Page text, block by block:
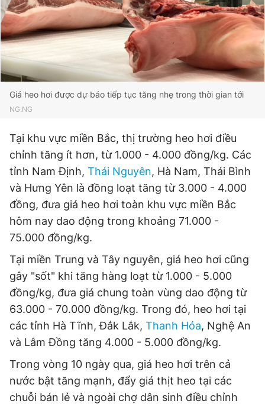
Giấy phép xuất bản số 110/GP - BTTTT cấp ngày 24.3.2020
© 2003-2026 Bản quyền thuộc về Báo Thanh Niên. Cấm sao
chép dưới mọi hình thức nếu không có sự chấp thuận bằng văn
bản. Phát triển bởi ePi Technologies, JSC.
Giá heo hơi được dự báo tiếp tục tăng nhẹ trong thời gian tới
NG.NG
Tại khu vực miền Bắc, thị trường heo hơi điều
chỉnh tăng ít hơn, từ 1.000 - 4.000 đồng/kg. Các
tỉnh Nam Định, Thái Nguyên, Hà Nam, Thái Bình
và Hưng Yên là đồng loạt tăng từ 3.000 - 4.000
đồng, đưa giá heo hơi toàn khu vực miền Bắc
hôm nay dao động trong khoảng 71.000 -
75.000 đồng/kg.
Tại miền Trung và Tây nguyên, giá heo hơi cũng
gây "sốt" khi tăng hàng loạt từ 1.000 - 5.000
đồng/kg, đưa giá chung toàn vùng dao động từ
63.000 - 70.000 đồng/kg. Trong đó, heo hơi tại
các tỉnh Hà Tĩnh, Đắk Lắk, Thanh Hóa, Nghệ An
và Lâm Đồng tăng 4.000 - 5.000 đồng/kg.
Trong vòng 10 ngày qua, giá heo hơi trên cả
nước bật tăng mạnh, đẩy giá thịt heo tại các
chuỗi bán lẻ và ngoài chợ dân sinh điều chỉnh